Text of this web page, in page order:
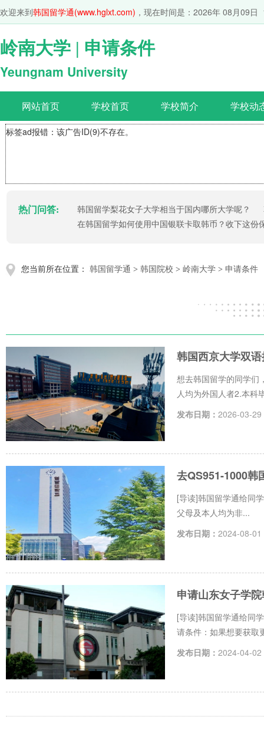
欢迎来到韩国留学通(www.hglxt.com) ，现在时间是： 2026年 08月09日
岭南大学 | 申请条件
Yeungnam University
网站首页 学校首页 学校简介 学校动
标签ad报错：该广告ID(9)不存在。
热门问答: 韩国留学梨花女子大学相当于国内哪所大学呢？
在韩国留学如何使用中国银联卡取韩币？收下这份
您当前所在位置： 韩国留学通 > 韩国院校 > 岭南大学 > 申请条件
韩国西京大学双
想去韩国留学的同学们
人均为外国人者2.本科
发布日期： 2026-03-29
去QS951-1000韩
[导读]韩国留学通给同
父母及本人均为非...
发布日期： 2024-08-01
申请山东女子学
[导读]韩国留学通给同
请条件：如果想要获取
发布日期： 2024-04-02